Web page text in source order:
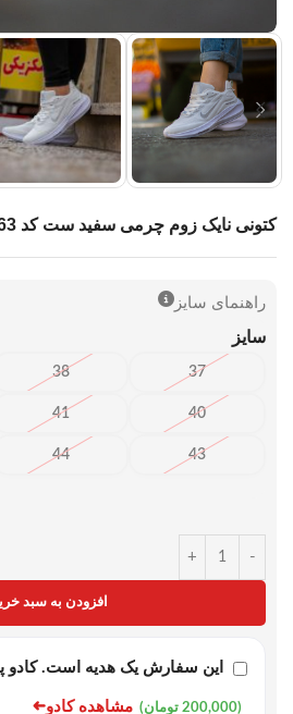
کتونی نایک زوم چرمی سفید ست کد 5063
راهنمای سایز
سایز
37
38
40
41
43
44
-
+
افزودن به سبد
این سفارش یک هدیه است. کادو
(200,000 تومان) مشاهده کادو➜